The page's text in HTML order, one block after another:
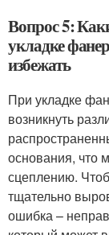
Вопрос 5:
укладке
избежать
При укладке
возникнуть
основания, что
сцеплению.
тщательно
ошибка –